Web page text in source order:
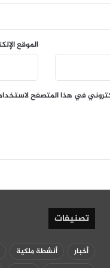
الموقع
في هذا المتصفح
تصنيفات
أخبار أنشطة ملكية